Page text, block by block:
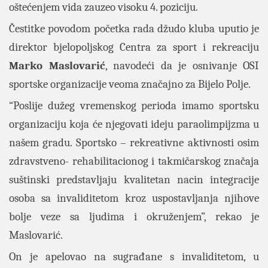
oštećenjem vida zauzeo visoku 4. poziciju.
Čestitke povodom početka rada džudo kluba uputio je
direktor bjelopoljskog Centra za sport i rekreaciju
Marko Maslovarić, navodeći da je osnivanje OSI
sportske organizacije veoma značajno za Bijelo Polje.
“Poslije dužeg vremenskog perioda imamo sportsku
organizaciju koja će njegovati ideju paraolimpijzma u
našem gradu. Sportsko – rekreativne aktivnosti osim
zdravstveno- rehabilitacionog i takmičarskog značaja
suštinski predstavljaju kvalitetan nacin integracije
osoba sa invaliditetom kroz uspostavljanja njihove
bolje veze sa ljudima i okruženjem”, rekao je
Maslovarić.
On je apelovao na sugrađane s invaliditetom, u